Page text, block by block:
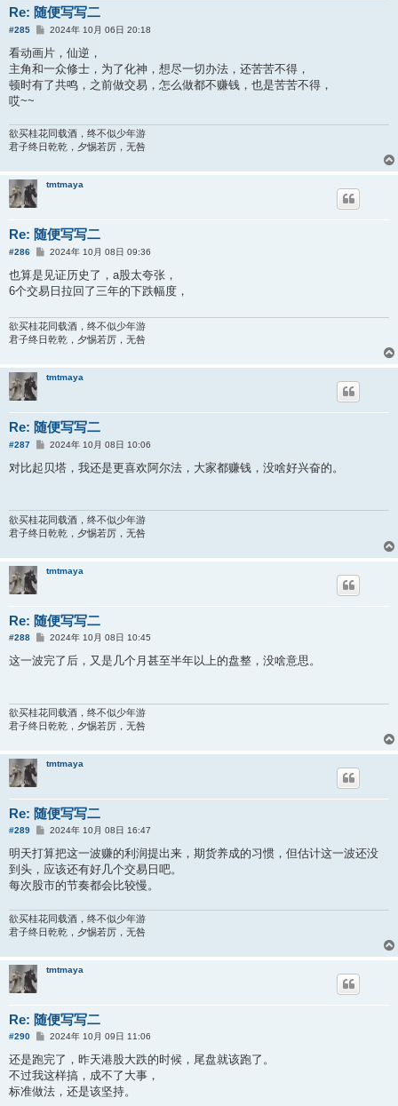
Re: 随便写写二
#285
帖
2024年 10月 06日 20:18
看动画片，仙逆，
主角和一众修士，为了化神，想尽一切办法，还苦苦不得，
顿时有了共鸣，之前做交易，怎么做都不赚钱，也是苦苦不得，
哎~~
欲买桂花同载酒，终不似少年游
君子终日乾乾，夕惕若厉，无咎
tmtmaya
Re: 随便写写二
#286
帖
2024年 10月 08日 09:36
也算是见证历史了，a股太夸张，
6个交易日拉回了三年的下跌幅度，
欲买桂花同载酒，终不似少年游
君子终日乾乾，夕惕若厉，无咎
tmtmaya
Re: 随便写写二
#287
帖
2024年 10月 08日 10:06
对比起贝塔，我还是更喜欢阿尔法，大家都赚钱，没啥好兴奋的。
欲买桂花同载酒，终不似少年游
君子终日乾乾，夕惕若厉，无咎
tmtmaya
Re: 随便写写二
#288
帖
2024年 10月 08日 10:45
这一波完了后，又是几个月甚至半年以上的盘整，没啥意思。
欲买桂花同载酒，终不似少年游
君子终日乾乾，夕惕若厉，无咎
tmtmaya
Re: 随便写写二
#289
帖
2024年 10月 08日 16:47
明天打算把这一波赚的利润提出来，期货养成的习惯，但估计这一波还没
到头，应该还有好几个交易日吧。
每次股市的节奏都会比较慢。
欲买桂花同载酒，终不似少年游
君子终日乾乾，夕惕若厉，无咎
tmtmaya
Re: 随便写写二
#290
帖
2024年 10月 09日 11:06
还是跑完了，昨天港股大跌的时候，尾盘就该跑了。
不过我这样搞，成不了大事，
标准做法，还是该坚持。